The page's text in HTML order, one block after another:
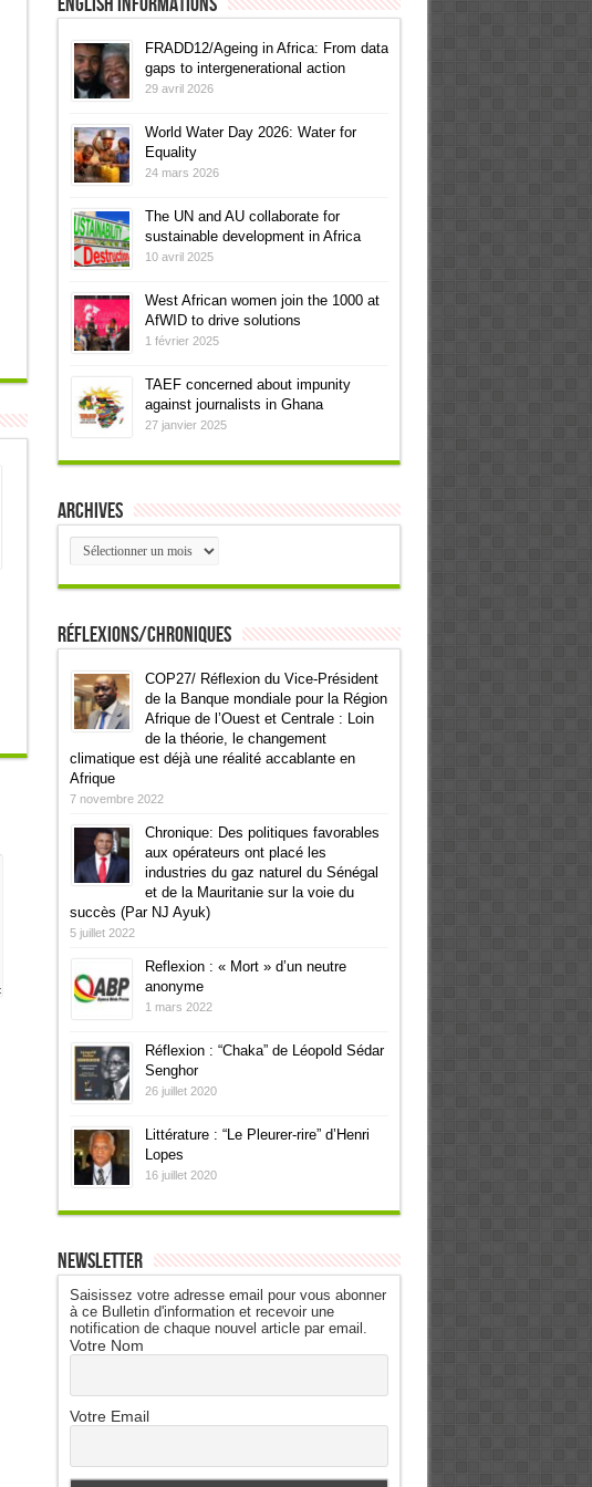
FRADD12/Ageing in Africa: From data
gaps to intergenerational action
29 avril 2026
World Water Day 2026: Water for
Equality
24 mars 2026
The UN and AU collaborate for
sustainable development in Africa
10 avril 2025
West African women join the 1000 at
AfWID to drive solutions
1 février 2025
TAEF concerned about impunity
against journalists in Ghana
27 janvier 2025
Archives
Archives
Réflexions/Chroniques
COP27/ Réflexion du Vice-Président
de la Banque mondiale pour la Région
Afrique de l’Ouest et Centrale : Loin
de la théorie, le changement
climatique est déjà une réalité accablante en
Afrique
7 novembre 2022
Chronique: Des politiques favorables
aux opérateurs ont placé les
industries du gaz naturel du Sénégal
et de la Mauritanie sur la voie du
succès (Par NJ Ayuk)
5 juillet 2022
Reflexion : « Mort » d’un neutre
anonyme
1 mars 2022
Réflexion : “Chaka” de Léopold Sédar
Senghor
26 juillet 2020
Littérature : “Le Pleurer-rire” d’Henri
Lopes
16 juillet 2020
Newsletter
Saisissez votre adresse email pour vous abonner
à ce Bulletin d'information et recevoir une
notification de chaque nouvel article par email.
Votre Nom
Votre Email